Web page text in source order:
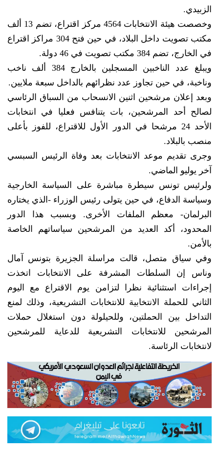
الزبيدي.
وخصصت هيئة الانتخابات 4564 مركز اقتراع، تضم 13 ألف
مكتب تصويت داخل البلاد، في حين فتح 304 مراكز اقتراع
في الخارج، تضم 384 مكتب تصويت في 46 دولة.
ويبلغ عدد الناخبين المسجلين بالخارج 384 ألف ناخب
وناخبة، في حين تجاوز عدد نظرائهم بالداخل سبعة ملايين.
وبعد إعلان مرشحين اثنين الانسحاب من السباق الرئاسي
لصالح أحد المرشحين، بات يتنافس فعليا في انتخابات
الأحد 24 مرشحا في الدور الأول للاقتراع، للفوز بأعلى
منصب بالبلاد.
وجرى تقديم موعد الانتخابات بعد وفاة الرئيس السبسي
آخر يوليو الماضي.
ولرئيس تونس سيطرة مباشرة على السياسة الخارجية
وسياسة الدفاع، في حين يتولى رئيس الوزراء -الذي يختاره
البرلمان- معظم الملفات الأخرى. وبسبب هذا الدور
المحدود، أكد العديد من المرشحين سياساتهم الخاصة
بالأمن.
وفي سياق متصل، قالت مراسلة الجزيرة بتونس آمال
وناس إن السلطات المشرفة على الانتخابات اتخذت
إجراءات استثنائية نظرا لتزامن يوم الاقتراع مع اليوم
الثاني للحملة الانتخابية للانتخابات التشريعية، وذلك لمنع
التداخل بين الحملتين، وللحيلولة دون استغلال حملات
المرشحين للانتخابات التشريعية للدعاية للمرشحين
لانتخابات الرئاسة.